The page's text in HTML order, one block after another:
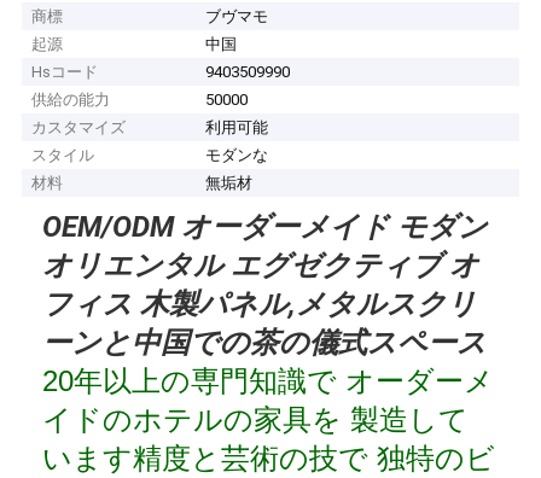
商標
ブヴマモ
起源
中国
Hsコード
9403509990
供給の能力
50000
カスタマイズ
利用可能
スタイル
モダンな
材料
無垢材
OEM/ODM オーダーメイド モダン
オリエンタル エグゼクティブ オ
フィス 木製パネル,メタルスクリ
ーンと中国での茶の儀式スペース
20年以上の専門知識で オーダーメ
イドのホテルの家具を 製造して
います精度と芸術の技で 独特のビ